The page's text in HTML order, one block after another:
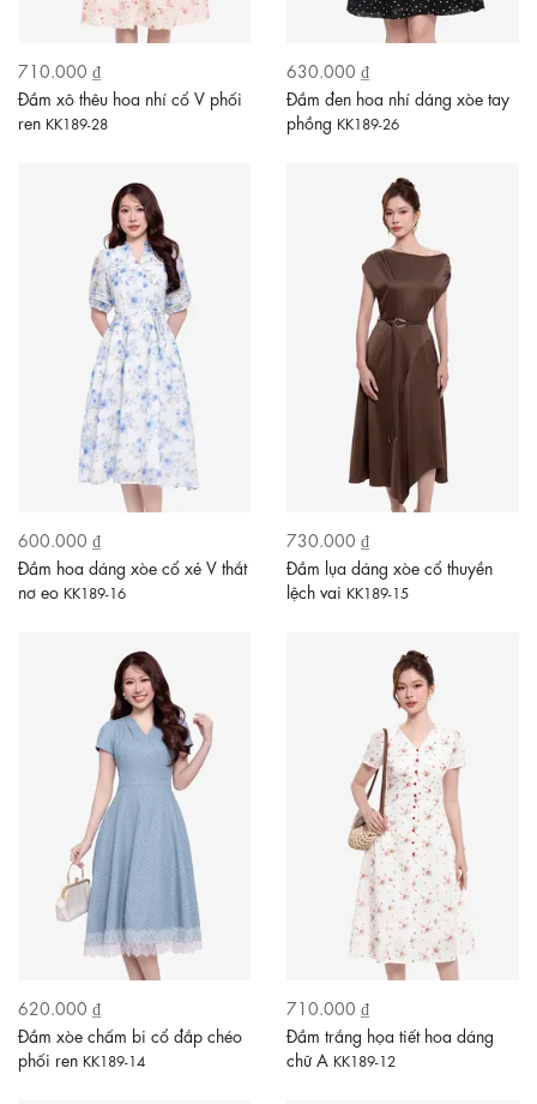
710.000 ₫
Đầm xô thêu hoa nhí cổ V phối
ren KK189-28
630.000 ₫
Đầm đen hoa nhí dáng xòe tay
phồng KK189-26
600.000 ₫
Đầm hoa dáng xòe cổ xẻ V thắt
nơ eo KK189-16
730.000 ₫
Đầm lụa dáng xòe cổ thuyền
lệch vai KK189-15
620.000 ₫
Đầm xòe chấm bi cổ đắp chéo
phối ren KK189-14
710.000 ₫
Đầm trắng họa tiết hoa dáng
chữ A KK189-12